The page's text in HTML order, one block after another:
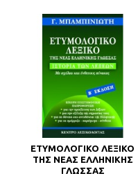
ΕΤΥΜΟΛΟΓΙΚΟ ΛΕΞΙΚΟ
ΤΗΣ ΝΕΑΣ ΕΛΛΗΝΙΚΗΣ
ΓΛΩΣΣΑΣ